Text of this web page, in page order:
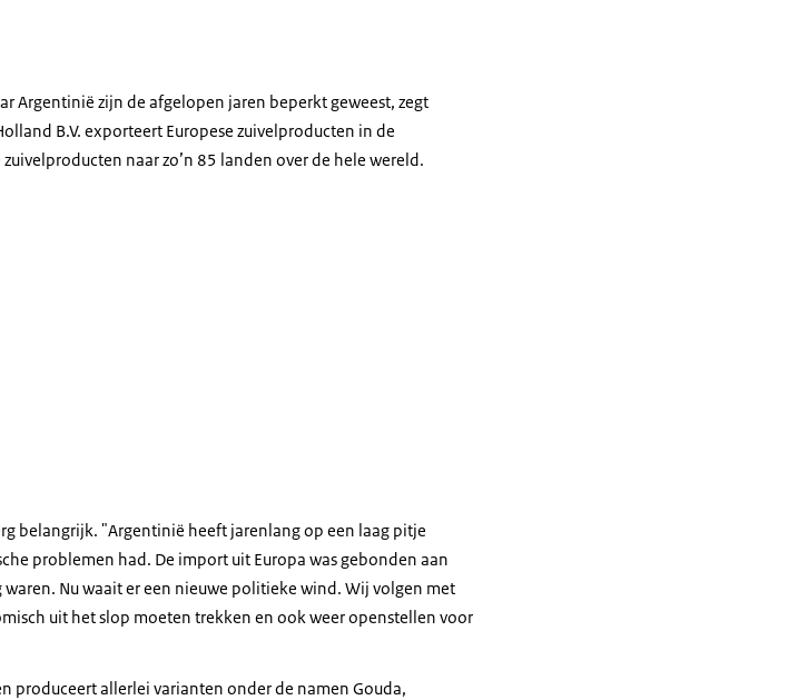
Argentinië zijn de afgelopen jaren beperkt geweest, zegt
B.V. exporteert Europese zuivelproducten in de
naar zo’n 85 landen over de hele wereld.
belangrijk. "Argentinië heeft jarenlang op een laag pitje
problemen had. De import uit Europa was gebonden aan
Nu waait er een nieuwe politieke wind. Wij volgen met
uit het slop moeten trekken en ook weer openstellen voor
produceert allerlei varianten onder de namen Gouda,